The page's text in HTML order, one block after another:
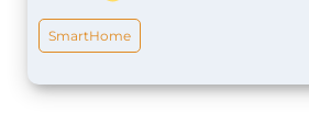
SmartHome